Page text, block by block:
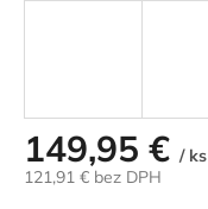
149,95 € / ks
121,91 € bez DPH